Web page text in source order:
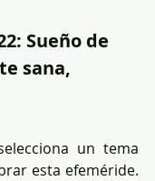
Sueño de
sana,
un tema